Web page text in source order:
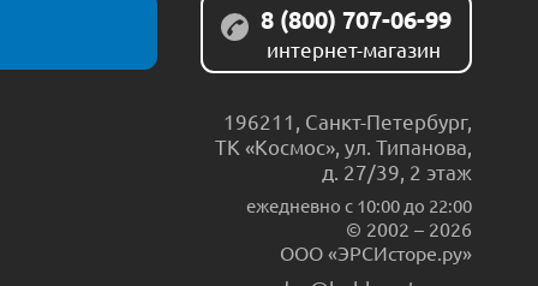
8 (800) 707-06-99
интернет-магазин
196211 Санкт-Петербург,
ТК «Космос», ул. Типанова,
д. 27/39, 2 этаж
ежедневно c 10:00 до 22:00
© 2002 – 2026
ООО «ЭРСИсторе.ру»